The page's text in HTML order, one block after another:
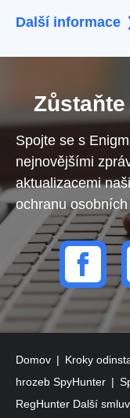
Další informace
Spojte se s
nejnovějšími
aktualizacemi
ochranu
Domov Kroky
hrozeb SpyHunter
RegHunter Další